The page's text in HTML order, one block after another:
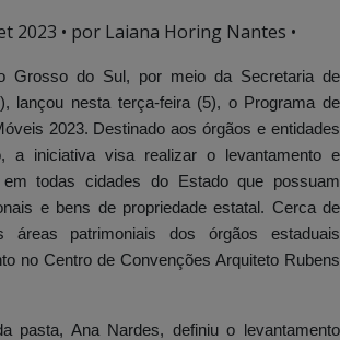
2023 • por Laiana Horing Nantes •
Grosso do Sul, por meio da Secretaria de
lançou nesta terça-feira (5), o Programa de
2023. Destinado aos órgãos e entidades
a iniciativa visa realizar o levantamento e
em todas cidades do Estado que possuam
e bens de propriedade estatal. Cerca de
áreas patrimoniais dos órgãos estaduais
no Centro de Convenções Arquiteto Rubens
pasta, Ana Nardes, definiu o levantamento